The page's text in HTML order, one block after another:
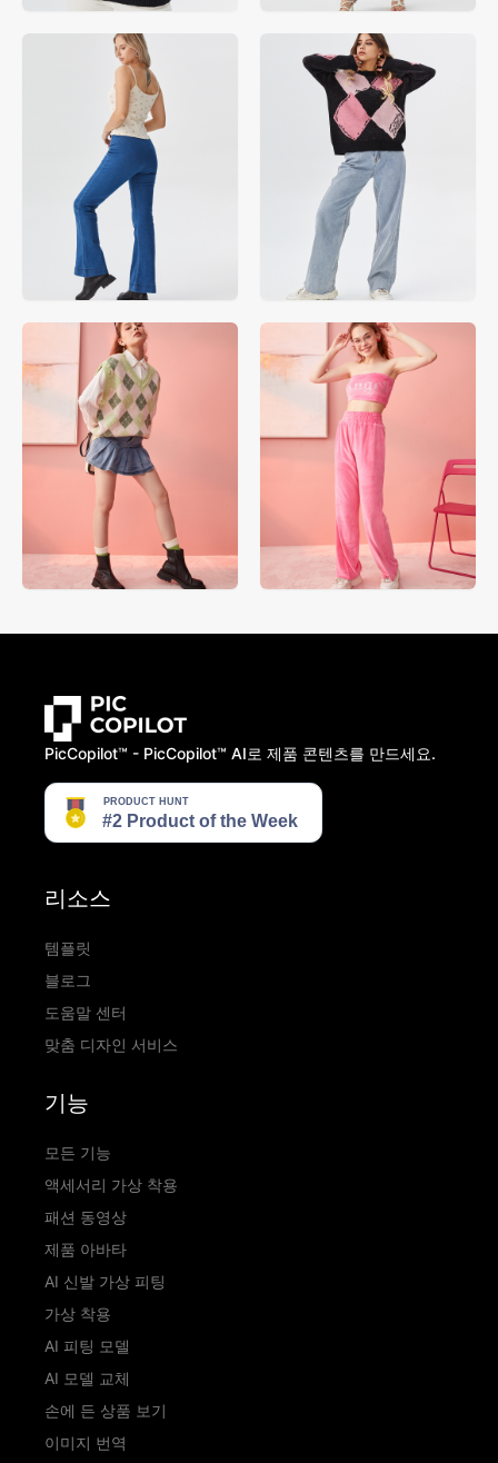
PicCopilot™️ - PicCopilot™️ AI로 제품 콘텐츠를 만드세요.
리소스
템플릿
블로그
도움말 센터
맞춤 디자인 서비스
기능
모든 기능
액세서리 가상 착용
패션 동영상
제품 아바타
AI 신발 가상 피팅
가상 착용
AI 피팅 모델
AI 모델 교체
손에 든 상품 보기
이미지 번역